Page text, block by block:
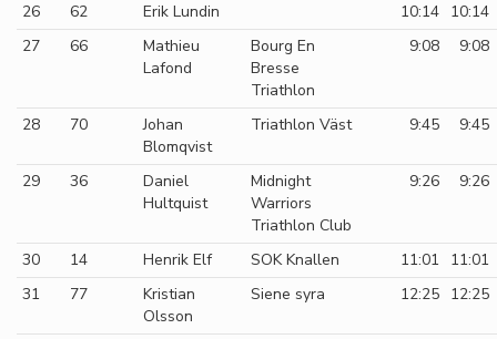
26 62 Erik Lundin 10:14 10:14
27
66
Mathieu
Lafond
Bourg En
Bresse
Triathlon
9:08 9:08
28 70
Johan
Blomqvist
Triathlon Väst 9:45 9:45
29 36
Daniel
Hultquist
Midnight
Warriors
Triathlon Club
9:26 9:26
30 14 Henrik Elf SOK Knallen 11:01
11:01
31
77
Kristian
Olsson
Siene syra 12:25 12:25